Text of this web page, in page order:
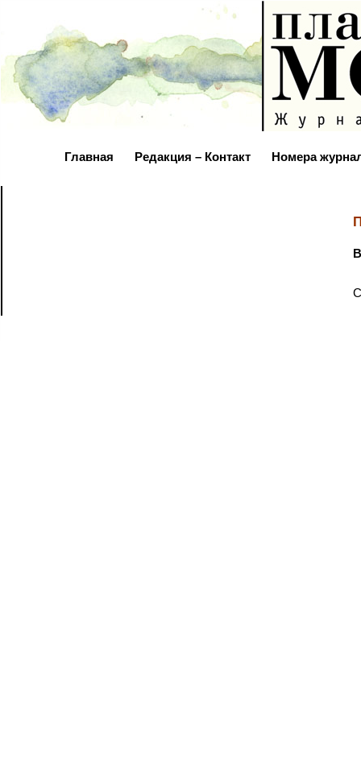
Главная Редакция – Контакт Номера